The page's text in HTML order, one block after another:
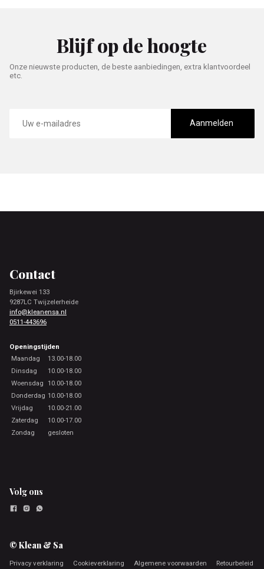
Blijf op de hoogte
Onze nieuwste producten, de beste aanbiedingen, extra klantvoordeel
etc.
mailadres
Aanmelden
Contact
Bjirkewei 133
9287LC Twijzelerheide
info@kleanensa.nl
0511-443696
Openingstijden
Maandag
13.00-18.00
Dinsdag
10.00-18.00
Woensdag 10.00-18.00
Donderdag 10.00-18.00
Vrijdag
10.00-21.00
Zaterdag
10.00-17.00
Zondag
gesloten
Volg ons
© Klean & Sa
Privacy verklaring Cookieverklaring Algemene voorwaarden Retourbeleid